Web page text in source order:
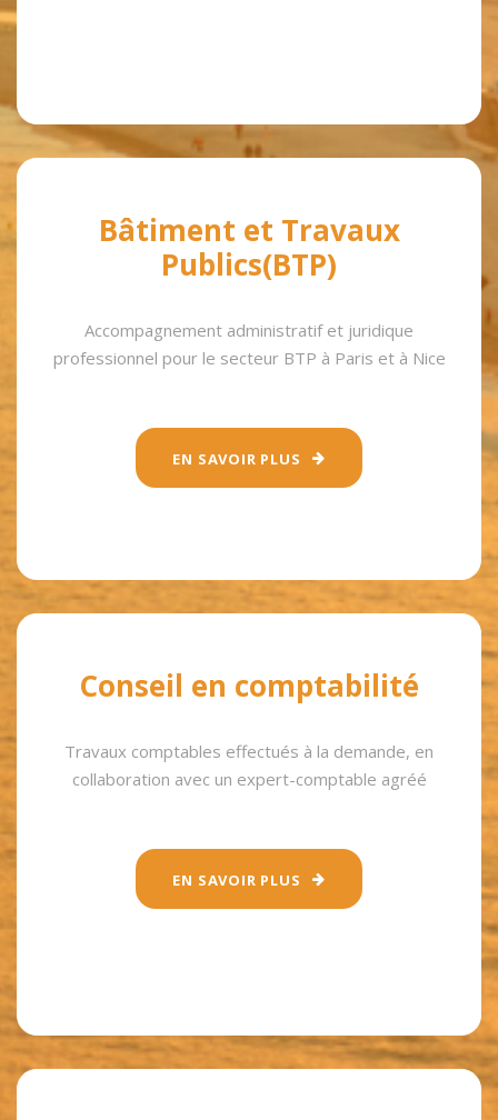
Bâtiment et Travaux
Publics(BTP)
Accompagnement administratif et juridique
professionnel pour le secteur BTP à Paris et à Nice
EN SAVOIR PLUS
Conseil en comptabilité
Travaux comptables effectués à la demande, en
collaboration avec un expert-comptable agréé
EN SAVOIR PLUS